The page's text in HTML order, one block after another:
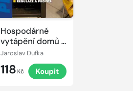
Hospodárné
vytápění domů a
bytů
Jaroslav Dufka
118 Kč Koupit